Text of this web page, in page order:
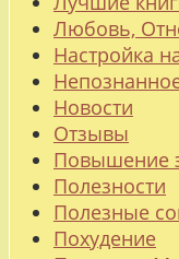
Любовь,
Настройка
Новости
Отзывы
Повышение
Полезности
Полезные
Похудение